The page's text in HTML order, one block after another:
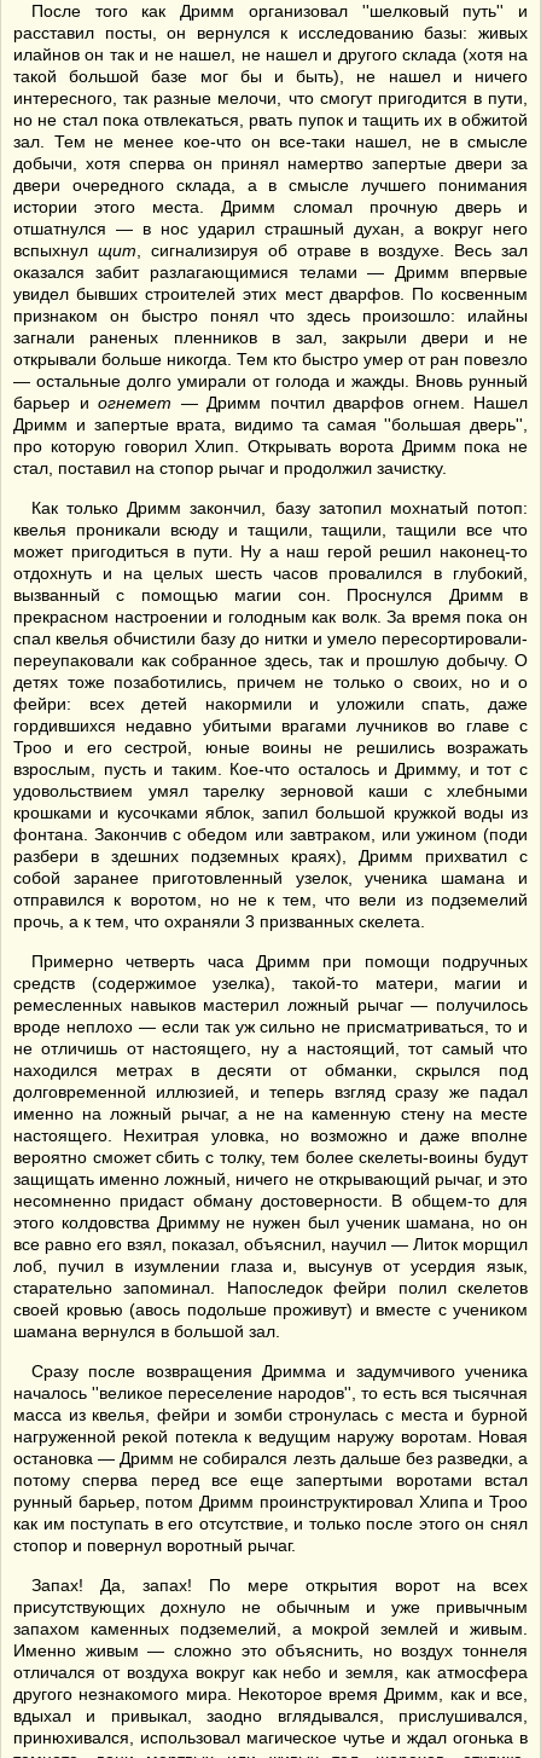
После того как Дримм организовал ''шелковый путь'' и
расставил посты, он вернулся к исследованию базы: живых
илайнов он так и не нашел, не нашел и другого склада (хотя на
такой большой базе мог бы и быть), не нашел и ничего
интересного, так разные мелочи, что смогут пригодится в пути,
но не стал пока отвлекаться, рвать пупок и тащить их в обжитой
зал. Тем не менее кое-что он все-таки нашел, не в смысле
добычи, хотя сперва он принял намертво запертые двери за
двери очередного склада, а в смысле лучшего понимания
истории этого места. Дримм сломал прочную дверь и
отшатнулся — в нос ударил страшный духан, а вокруг него
вспыхнул щит , сигнализируя об отраве в воздухе. Весь зал
оказался забит разлагающимися телами — Дримм впервые
увидел бывших строителей этих мест дварфов. По косвенным
признаком он быстро понял что здесь произошло: илайны
загнали раненых пленников в зал, закрыли двери и не
открывали больше никогда. Тем кто быстро умер от ран повезло
— остальные долго умирали от голода и жажды. Вновь рунный
барьер и огнемет — Дримм почтил дварфов огнем. Нашел
Дримм и запертые врата, видимо та самая ''большая дверь'',
про которую говорил Хлип. Открывать ворота Дримм пока не
стал, поставил на стопор рычаг и продолжил зачистку.
Как только Дримм закончил, базу затопил мохнатый потоп:
квелья проникали всюду и тащили, тащили, тащили все что
может пригодиться в пути. Ну а наш герой решил наконец-то
отдохнуть и на целых шесть часов провалился в глубокий,
вызванный с помощью магии сон. Проснулся Дримм в
прекрасном настроении и голодным как волк. За время пока он
спал квелья обчистили базу до нитки и умело пересортировали-
переупаковали как собранное здесь, так и прошлую добычу. О
детях тоже позаботились, причем не только о своих, но и о
фейри: всех детей накормили и уложили спать, даже
гордившихся недавно убитыми врагами лучников во главе с
Троо и его сестрой, юные воины не решились возражать
взрослым, пусть и таким. Кое-что осталось и Дримму, и тот с
удовольствием умял тарелку зерновой каши с хлебными
крошками и кусочками яблок, запил большой кружкой воды из
фонтана. Закончив с обедом или завтраком, или ужином (поди
разбери в здешних подземных краях), Дримм прихватил с
собой заранее приготовленный узелок, ученика шамана и
отправился к воротом, но не к тем, что вели из подземелий
прочь, а к тем, что охраняли 3 призванных скелета.
Примерно четверть часа Дримм при помощи подручных
средств (содержимое узелка), такой-то матери, магии и
ремесленных навыков мастерил ложный рычаг — получилось
вроде неплохо — если так уж сильно не присматриваться, то и
не отличишь от настоящего, ну а настоящий, тот самый что
находился метрах в десяти от обманки, скрылся под
долговременной иллюзией, и теперь взгляд сразу же падал
именно на ложный рычаг, а не на каменную стену на месте
настоящего. Нехитрая уловка, но возможно и даже вполне
вероятно сможет сбить с толку, тем более скелеты-воины будут
защищать именно ложный, ничего не открывающий рычаг, и это
несомненно придаст обману достоверности. В общем-то для
этого колдовства Дримму не нужен был ученик шамана, но он
все равно его взял, показал, объяснил, научил — Литок морщил
лоб, пучил в изумлении глаза и, высунув от усердия язык,
старательно запоминал. Напоследок фейри полил скелетов
своей кровью (авось подольше проживут) и вместе с учеником
шамана вернулся в большой зал.
Сразу после возвращения Дримма и задумчивого ученика
началось ''великое переселение народов'', то есть вся тысячная
масса из квелья, фейри и зомби стронулась с места и бурной
нагруженной рекой потекла к ведущим наружу воротам. Новая
остановка — Дримм не собирался лезть дальше без разведки, а
потому сперва перед все еще запертыми воротами встал
рунный барьер, потом Дримм проинструктировал Хлипа и Троо
как им поступать в его отсутствие, и только после этого он снял
стопор и повернул воротный рычаг.
Запах! Да, запах! По мере открытия ворот на всех
присутствующих дохнуло не обычным и уже привычным
запахом каменных подземелий, а мокрой землей и живым.
Именно живым — сложно это объяснить, но воздух тоннеля
отличался от воздуха вокруг как небо и земля, как атмосфера
другого незнакомого мира. Некоторое время Дримм, как и все,
вдыхал и привыкал, заодно вглядывался, прислушивался,
принюхивался, использовал магическое чутье и ждал огонька в